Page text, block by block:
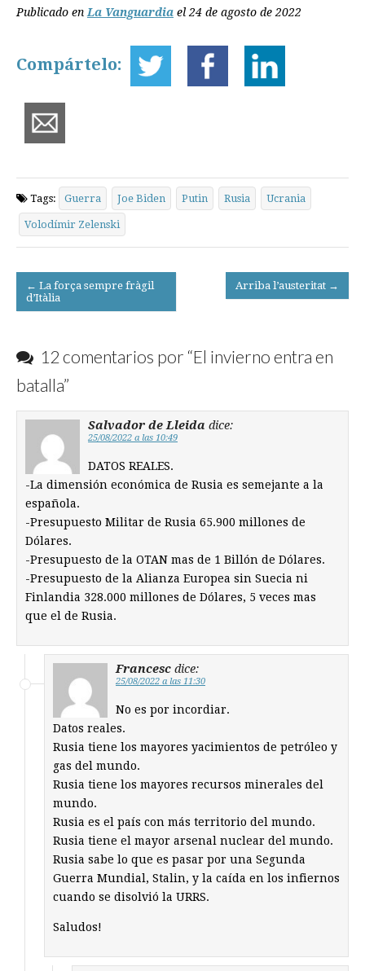
Publicado en La Vanguardia el 24 de agosto de 2022
Compártelo:
Tags: Guerra Joe Biden Putin Rusia Ucrania
Volodímir Zelenski
Post
navigation
← La força sempre fràgil
d’Itàlia
Arriba l’austeritat →
12 comentarios por “El invierno entra en
batalla”
Salvador de Lleida dice:
25/08/2022 a las 10:49
DATOS REALES.
-La dimensión económica de Rusia es semejante a la
española.
-Presupuesto Militar de Rusia 65.900 millones de
Dólares.
-Presupuesto de la OTAN mas de 1 Billón de Dólares.
-Presupuesto de la Alianza Europea sin Suecia ni
Finlandia 328.000 millones de Dólares, 5 veces mas
que el de Rusia.
Francesc dice:
25/08/2022 a las 11:30
No es por incordiar.
Datos reales.
Rusia tiene los mayores yacimientos de petróleo y
gas del mundo.
Rusia tiene los mayores recursos minerales del
mundo.
Rusia es el país con más territorio del mundo.
Rusia tiene el mayor arsenal nuclear del mundo.
Rusia sabe lo que es pasar por una Segunda
Guerra Mundial, Stalin, y la caída en los infiernos
cuando se disolvió la URRS.
Saludos!